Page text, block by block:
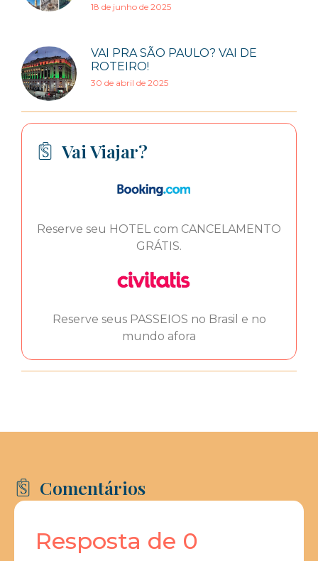
18 de junho de 2025
VAI PRA SÃO PAULO? VAI DE
ROTEIRO!
30 de abril de 2025
Vai Viajar?
Reserve seu HOTEL com CANCELAMENTO
GRÁTIS.
Reserve seus PASSEIOS no Brasil e no
mundo afora
Comentários
Resposta de 0